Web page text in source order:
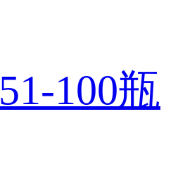
51-100瓶